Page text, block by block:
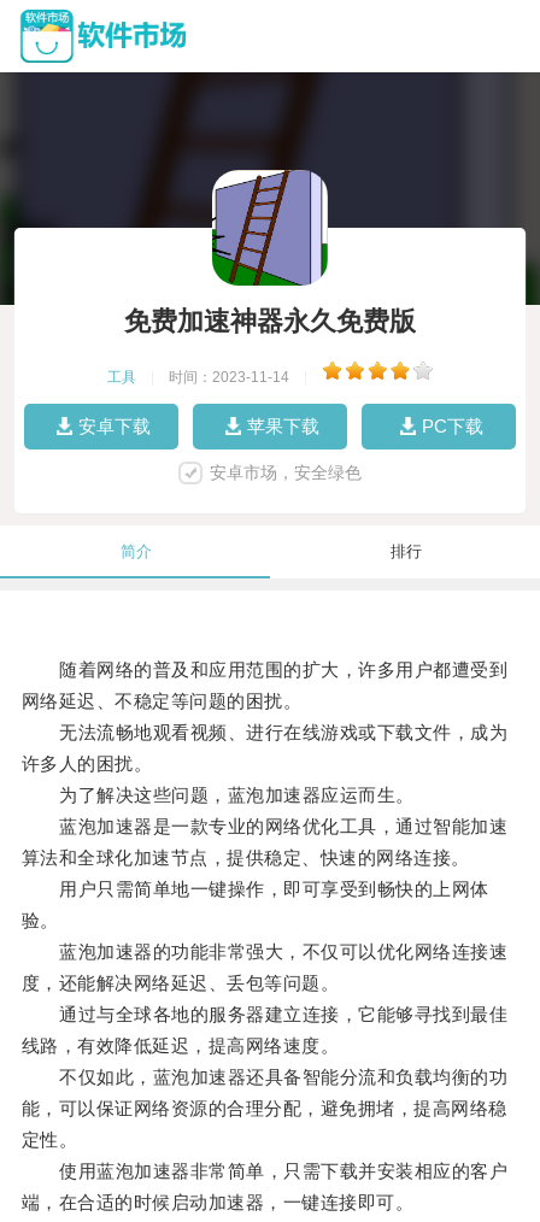
免费加速神器永久免费版
工具 时间：2023-11-14
安卓下载 苹果下载 PC下载
安卓市场，安全绿色
简介 排行
随着网络的普及和应用范围的扩大，许多用户都遭受到
网络延迟、不稳定等问题的困扰。
无法流畅地观看视频、进行在线游戏或下载文件，成为
许多人的困扰。
为了解决这些问题，蓝泡加速器应运而生。
蓝泡加速器是一款专业的网络优化工具，通过智能加速
算法和全球化加速节点，提供稳定、快速的网络连接。
用户只需简单地一键操作，即可享受到畅快的上网体
验。
蓝泡加速器的功能非常强大，不仅可以优化网络连接速
度，还能解决网络延迟、丢包等问题。
通过与全球各地的服务器建立连接，它能够寻找到最佳
线路，有效降低延迟，提高网络速度。
不仅如此，蓝泡加速器还具备智能分流和负载均衡的功
能，可以保证网络资源的合理分配，避免拥堵，提高网络稳
定性。
使用蓝泡加速器非常简单，只需下载并安装相应的客户
端，在合适的时候启动加速器，一键连接即可。